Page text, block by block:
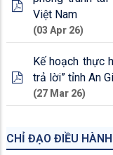
Việt Nam
(03 Apr 26)
Kế hoạch thực
trả lời” tỉnh An
(27 Mar 26)
CHỈ ĐẠO ĐIỀU HÀNH